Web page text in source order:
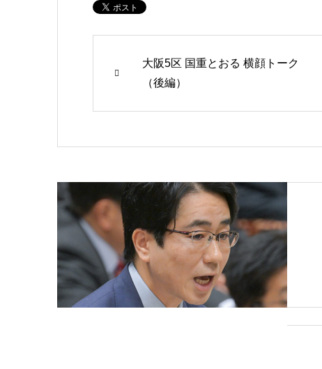
大阪5区 国重とおる 横顔トーク
（後編）